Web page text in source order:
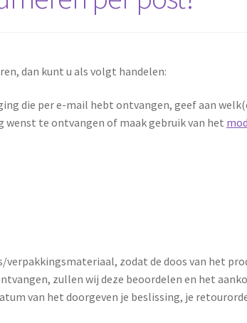
dan kunt u als volgt handelen:
die per e-mail hebt ontvangen, geef aan
te ontvangen of maak gebruik van het
zodat de doos van het
zullen wij deze beoordelen en het
van het doorgeven je beslissing, je